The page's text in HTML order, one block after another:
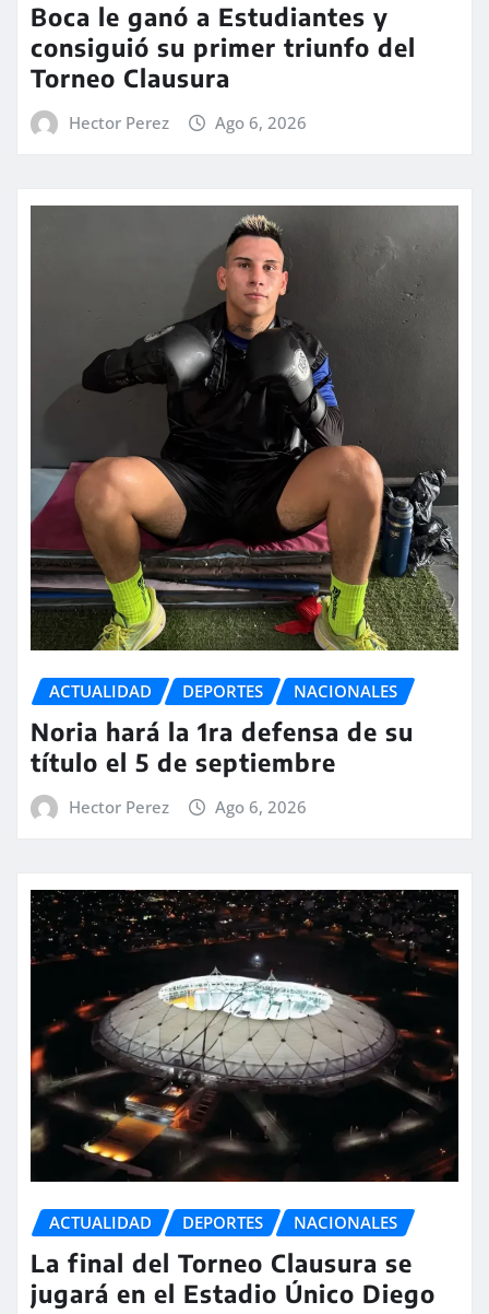
Boca le ganó a Estudiantes y
consiguió su primer triunfo del
Torneo Clausura
Hector Perez Ago 6, 2026
ACTUALIDAD DEPORTES NACIONALES
Noria hará la 1ra defensa de su
título el 5 de septiembre
Hector Perez Ago 6, 2026
ACTUALIDAD DEPORTES NACIONALES
La final del Torneo Clausura se
jugará en el Estadio Único Diego